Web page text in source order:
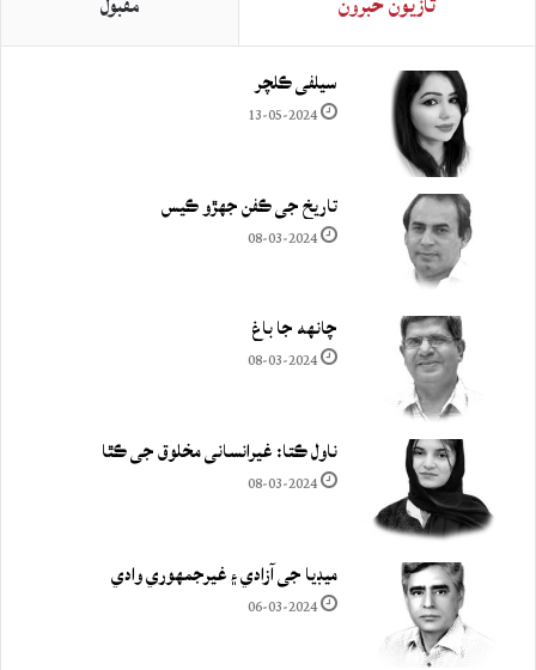
سيلفي ڪلچر
13-05-2024
تاريخ جي ڪفن جھڙو ڪيس
08-03-2024
چانهه جا باغ
08-03-2024
ناول ڪتا: غيرانساني مخلوق جي ڪٿا
08-03-2024
ميڊيا جي آزادي ۽ غيرجمھوري وادي
06-03-2024